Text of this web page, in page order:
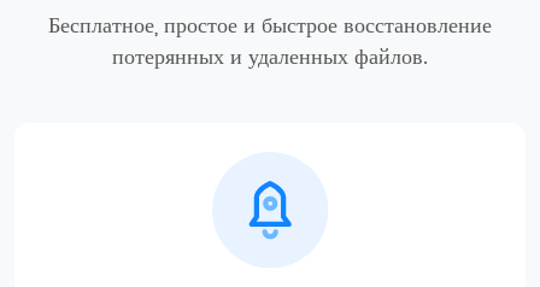
Бесплатное, простое и быстрое восстановление
потерянных и удаленных файлов.